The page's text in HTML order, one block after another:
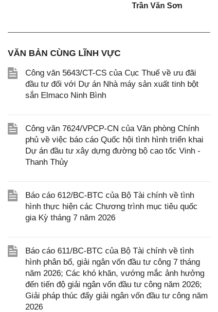
Trần Văn Sơn
VĂN BẢN CÙNG LĨNH VỰC
Công văn 5643/CT-CS của Cục Thuế về ưu đãi
đầu tư đối với Dự án Nhà máy sản xuất tinh bột
sắn Elmaco Ninh Bình
Công văn 7624/VPCP-CN của Văn phòng Chính
phủ về việc báo cáo Quốc hội tình hình triển khai
Dự án đầu tư xây dựng đường bộ cao tốc Vinh -
Thanh Thủy
Báo cáo 612/BC-BTC của Bộ Tài chính về tình
hình thực hiện các Chương trình mục tiêu quốc
gia Kỳ tháng 7 năm 2026
Báo cáo 611/BC-BTC của Bộ Tài chính về tình
hình phân bổ, giải ngân vốn đầu tư công 7 tháng
năm 2026; Các khó khăn, vướng mắc ảnh hưởng
đến tiến độ giải ngân vốn đầu tư công năm 2026;
Giải pháp thúc đẩy giải ngân vốn đầu tư công năm
2026